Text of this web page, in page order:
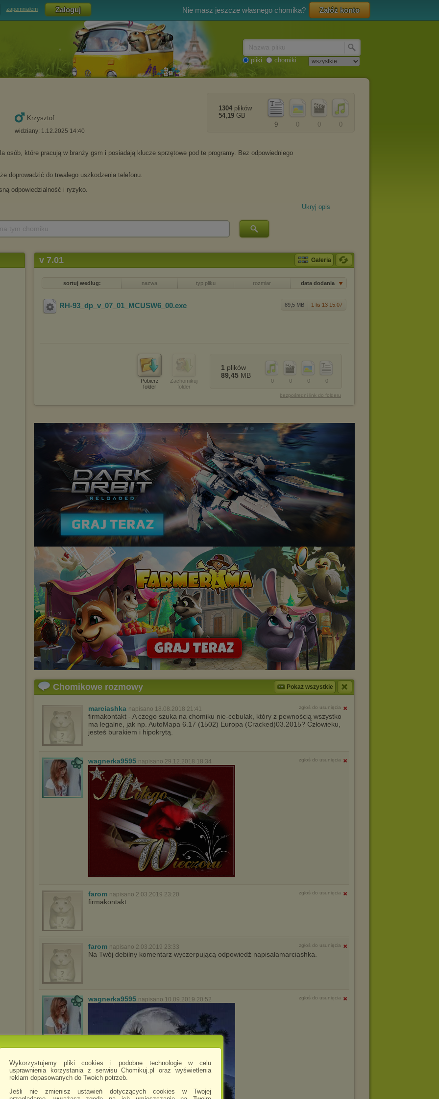
Wykorzystujemy pliki cookies i podobne technologie w celu
usprawnienia korzystania z serwisu Chomikuj.pl oraz wyświetlenia
reklam dopasowanych do Twoich potrzeb.
Jeśli nie zmienisz ustawień dotyczących cookies w Twojej
zapomniałem Nie masz jeszcze własnego chomika? Załóż konto
pliki chomiki
Krzysztof
widziany: 1.12.2025 14:40
0
0
0
9
1304 plików
54,19 GB
Ukryj opis
v 7.01 Galeria
sortuj według: nazwa typ pliku rozmiar data dodania
89,5 MB 1 lis 13 15:07
RH-93_dp_v_07_01_MCUSW6_00.exe
Pobierz
folder
Zachomikuj
folder
0
0
0
0
1 plików
89,45 MB
bezpośredni link do folderu
Chomikowe rozmowy Pokaż wszystkie
marciashka napisano 18.08.2018 21:41 zgłoś do usunięcia
firmakontakt - A czego szuka na chomiku nie-cebulak, który z pewnością wszystko
ma legalne, jak np. AutoMapa 6.17 (1502) Europa (Cracked)03.2015? Człowieku,
jesteś burakiem i hipokrytą.
wagnerka9595 napisano 29.12.2018 18:34 zgłoś do usunięcia
farom napisano 2.03.2019 23:20 zgłoś do usunięcia
firmakontakt
farom napisano 2.03.2019 23:33 zgłoś do usunięcia
Na Twój debilny komentarz wyczerpującą odpowiedź napisałamarciashka.
wagnerka9595 napisano 10.09.2019 20:52 zgłoś do usunięcia